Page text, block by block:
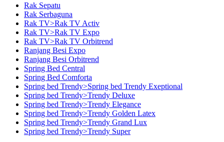
Rak Sepatu
Rak Serbaguna
Rak TV>Rak TV Activ
Rak TV>Rak TV Expo
Rak TV>Rak TV Orbitrend
Ranjang Besi Expo
Ranjang Besi Orbitrend
Spring Bed Central
Spring Bed Comforta
Spring bed Trendy>Spring bed Trendy Exeptional
Spring bed Trendy>Trendy Deluxe
Spring bed Trendy>Trendy Elegance
Spring bed Trendy>Trendy Golden Latex
Spring bed Trendy>Trendy Grand Lux
Spring bed Trendy>Trendy Super